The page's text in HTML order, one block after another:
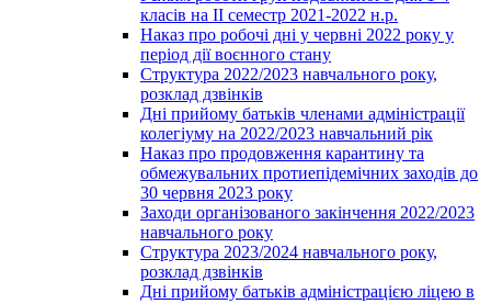
класів на ІІ семестр 2021-2022 н.р.
Наказ про робочі дні у червні 2022 року у
період дії воєнного стану
Структура 2022/2023 навчального року,
розклад дзвінків
Дні прийому батьків членами адміністрації
колегіуму на 2022/2023 навчальний рік
Наказ про продовження карантину та
обмежувальних протиепідемічних заходів до
30 червня 2023 року
Заходи організованого закінчення 2022/2023
навчального року
Структура 2023/2024 навчального року,
розклад дзвінків
Дні прийому батьків адміністрацією ліцею в